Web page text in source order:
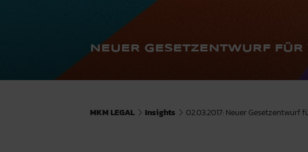
NEUER GESETZENTWURF
MKM LEGAL Insights 02.03.2017: Neuer